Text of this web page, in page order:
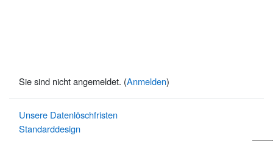
Sie sind nicht angemeldet. (Anmelden)
Unsere Datenlöschfristen
Standarddesign